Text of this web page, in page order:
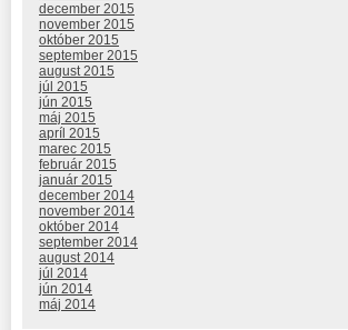
december 2015
november 2015
október 2015
september 2015
august 2015
júl 2015
jún 2015
máj 2015
apríl 2015
marec 2015
február 2015
január 2015
december 2014
november 2014
október 2014
september 2014
august 2014
júl 2014
jún 2014
máj 2014